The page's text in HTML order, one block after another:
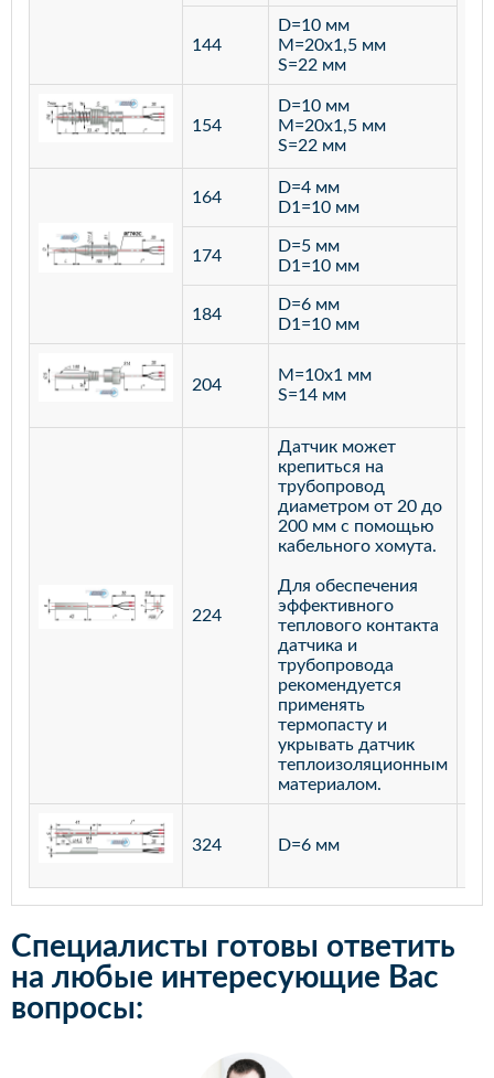
144
D=10 мм
M=20х1,5 мм
S=22 мм
154
D=10 мм
M=20х1,5 мм
S=22 мм
164
D=4 мм
D1=10 мм
174
D=5 мм
D1=10 мм
184
D=6 мм
D1=10 мм
204
M=10х1 мм
S=14 мм
224
Датчик может
крепиться на
трубопровод
диаметром от 20 до
200 мм с помощью
кабельного хомута.
Для обеспечения
эффективного
теплового контакта
датчика и
трубопровода
рекомендуется
применять
термопасту и
укрывать датчик
теплоизоляционным
материалом.
324 D=6 мм
Специалисты готовы ответить
на любые интересующие Вас
вопросы: